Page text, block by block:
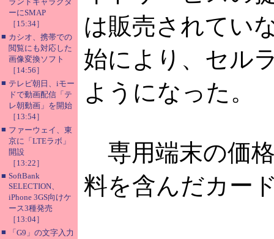
ーにSMAP
［15:34］
■ カシオ、携帯での
閲覧にも対応した
画像変換ソフト
［14:56］
■ テレビ朝日、iモー
ドで動画配信「テ
レ朝動画」を開始
［13:54］
■ ファーウェイ、東
京に「LTEラボ」
開設
［13:22］
■ SoftBank
SELECTION、
iPhone 3GS向けケ
ース3種発売
［13:04］
■
「G9」の文字入力
は販売されてい
始により、セル
ようになった。
専用端末の価
料を含んだカー